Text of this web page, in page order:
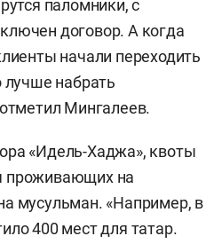
паломники, с
договор. А когда
начали переходить
набрать
Мингалеев.
«Идель-Хаджа», квоты
проживающих на
мусульман. «Например, в
400 мест для татар.